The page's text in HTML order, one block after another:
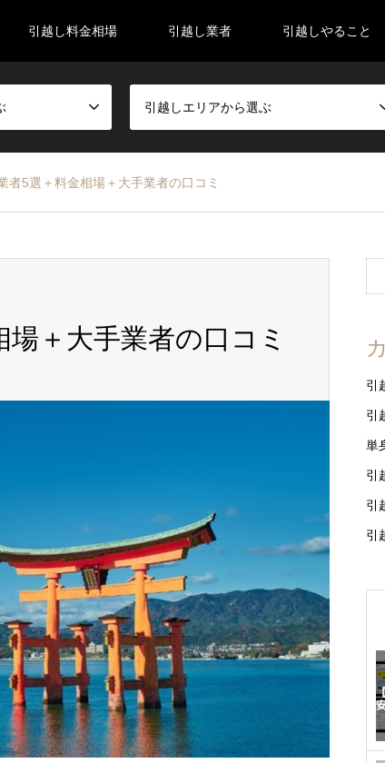
引越し料金相場 引越し業者 引越しやること
引越しエリアから選ぶ
者5選＋料金相場＋大手業者の口コミ
＋大手業者の口コミ
引
引
単
引
引
引